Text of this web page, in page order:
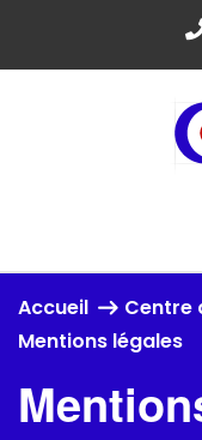
Accueil
Centre
Mentions légales